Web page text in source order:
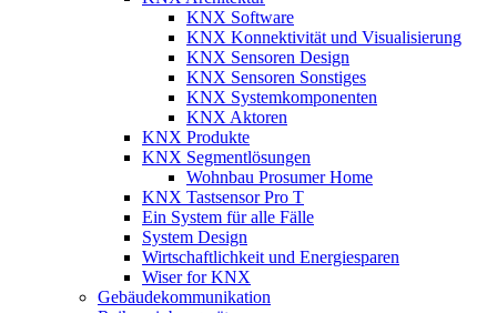
KNX Software
KNX Konnektivität und Visualisierung
KNX Sensoren Design
KNX Sensoren Sonstiges
KNX Systemkomponenten
KNX Aktoren
KNX Produkte
KNX Segmentlösungen
Wohnbau Prosumer Home
KNX Tastsensor Pro T
Ein System für alle Fälle
System Design
Wirtschaftlichkeit und Energiesparen
Wiser for KNX
Gebäudekommunikation